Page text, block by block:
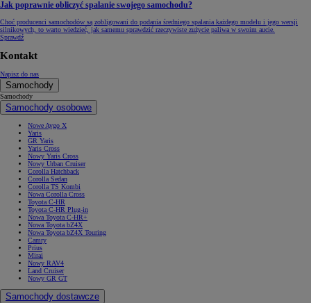
Jak poprawnie obliczyć spalanie swojego samochodu?
Choć producenci samochodów są zobligowani do podania średniego spalania każdego modelu i jego wersji
silnikowych, to warto wiedzieć, jak samemu sprawdzić rzeczywiste zużycie paliwa w swoim aucie.
Sprawdź
Kontakt
Napisz do nas
Samochody
Samochody
Samochody osobowe
Nowe Aygo X
Yaris
GR Yaris
Yaris Cross
Nowy Yaris Cross
Nowy Urban Cruiser
Corolla Hatchback
Corolla Sedan
Corolla TS Kombi
Nowa Corolla Cross
Toyota C-HR
Toyota C-HR Plug-in
Nowa Toyota C-HR+
Nowa Toyota bZ4X
Nowa Toyota bZ4X Touring
Camry
Prius
Mirai
Nowy RAV4
Land Cruiser
Nowy GR GT
Samochody dostawcze